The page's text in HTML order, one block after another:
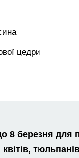
цедри
8 березня
квітів,